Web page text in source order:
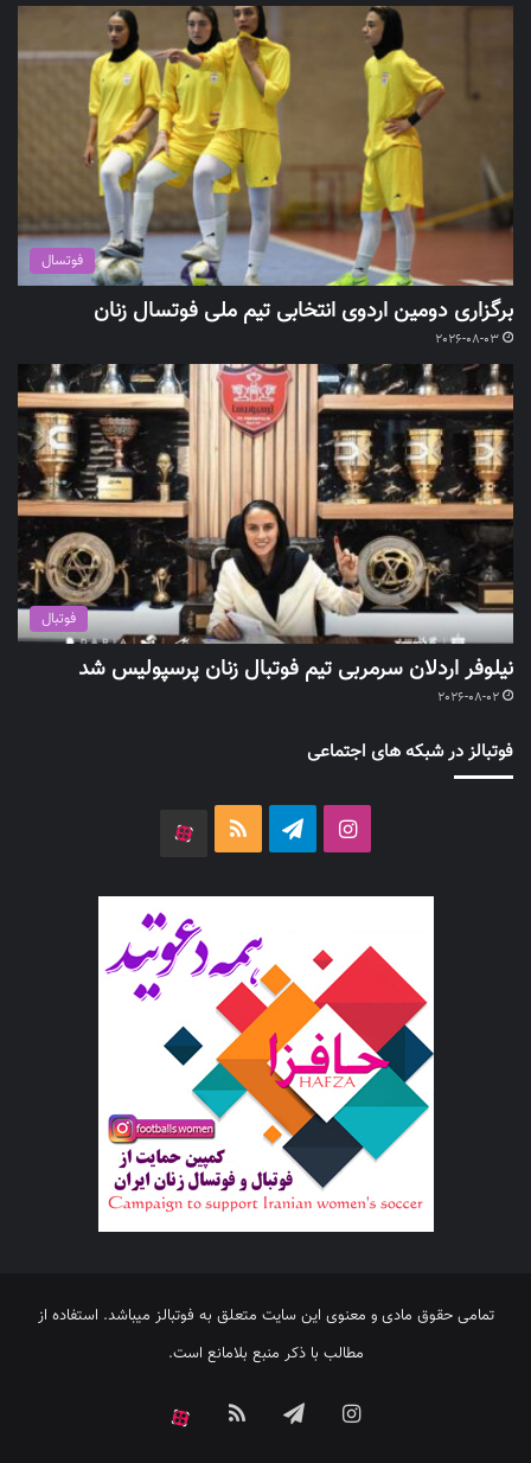
فوتسال
برگزاری دومین اردوی انتخابی تیم ملی فوتسال زنان
2026-08-03
فوتبال
نیلوفر اردلان سرمربی تیم فوتبال زنان پرسپولیس شد
2026-08-02
فوتبالز در شبکه های اجتماعی
اینستاگرامتلگرام خوراک
تمامی حقوق مادی و معنوی این سایت متعلق به فوتبالز میباشد. استفاده از
مطالب با ذکر منبع بلامانع است.
اینستاگرامتلگرام خوراک